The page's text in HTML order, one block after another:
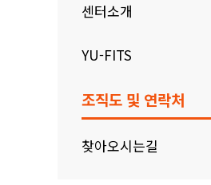
센터소개
YU-FITS
조직도 및 연락처
찾아오시는길